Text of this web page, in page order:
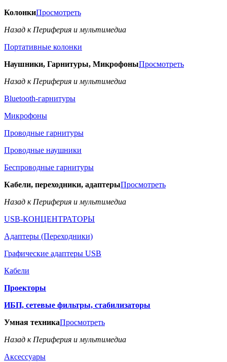
КолонкиПросмотреть
Назад к Периферия и мультимедиа
Портативные колонки
Наушники, Гарнитуры, МикрофоныПросмотреть
Назад к Периферия и мультимедиа
Bluetooth-гарнитуры
Микрофоны
Проводные гарнитуры
Проводные наушники
Беспроводные гарнитуры
Кабели, переходники, адаптерыПросмотреть
Назад к Периферия и мультимедиа
USB-КОНЦЕНТРАТОРЫ
Адаптеры (Переходники)
Графические адаптеры USB
Кабели
Проекторы
ИБП, сетевые фильтры, стабилизаторы
Умная техникаПросмотреть
Назад к Периферия и мультимедиа
Аксессуары